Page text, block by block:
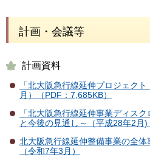
計画・会議等
計画資料
「北大阪急行線延伸プロジェク
月）（PDF：7,685KB）
「北大阪急行線延伸事業ディス
と今後の見通し～（平成28年2月)
北大阪急行線延伸整備事業の全
（令和7年3月）